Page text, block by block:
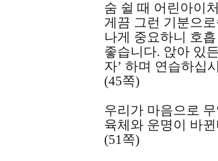
숨 쉴 때 어린아이
게끔 그런 기분으
나게 중요하니 호
좋습니다. 앉아 있
자’ 하며 연습하십
(45쪽)
우리가 마음으로
육체와 운명이 바
(51쪽)